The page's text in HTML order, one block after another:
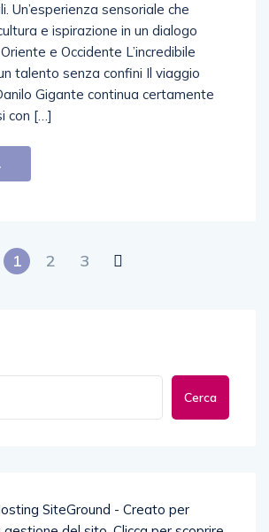
Un’esperienza sensoriale che
e ispirazione in un dialogo
e Occidente L’incredibile
talento senza confini Il viaggio
Gigante continua certamente
con […]
1 2 3
Cerca